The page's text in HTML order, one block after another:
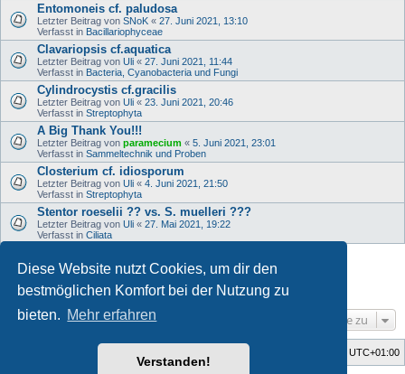
Diese Website nutzt Cookies, um dir den
bestmöglichen Komfort bei der Nutzung zu
bieten. Mehr erfahren
Verstanden!
Entomoneis cf. paludosa
Letzter Beitrag von SNoK « 27. Juni 2021, 13:10
Verfasst in Bacillariophyceae
Clavariopsis cf.aquatica
Letzter Beitrag von Uli « 27. Juni 2021, 11:44
Verfasst in Bacteria, Cyanobacteria und Fungi
Cylindrocystis cf.gracilis
Letzter Beitrag von Uli « 23. Juni 2021, 20:46
Verfasst in Streptophyta
A Big Thank You!!!
Letzter Beitrag von paramecium « 5. Juni 2021, 23:01
Verfasst in Sammeltechnik und Proben
Closterium cf. idiosporum
Letzter Beitrag von Uli « 4. Juni 2021, 21:50
Verfasst in Streptophyta
Stentor roeselii ?? vs. S. muelleri ???
Letzter Beitrag von Uli « 27. Mai 2021, 19:22
Verfasst in Ciliata
Die Suche ergab 215 Treffer 1 2 3 4 5
Gehe zu
UTC+01:00